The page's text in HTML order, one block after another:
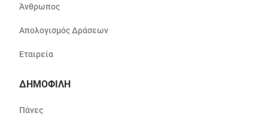
Άνθρωπος
Απολογισμός Δράσεων
Εταιρεία
ΔΗΜΟΦΙΛΗ
Πάνες